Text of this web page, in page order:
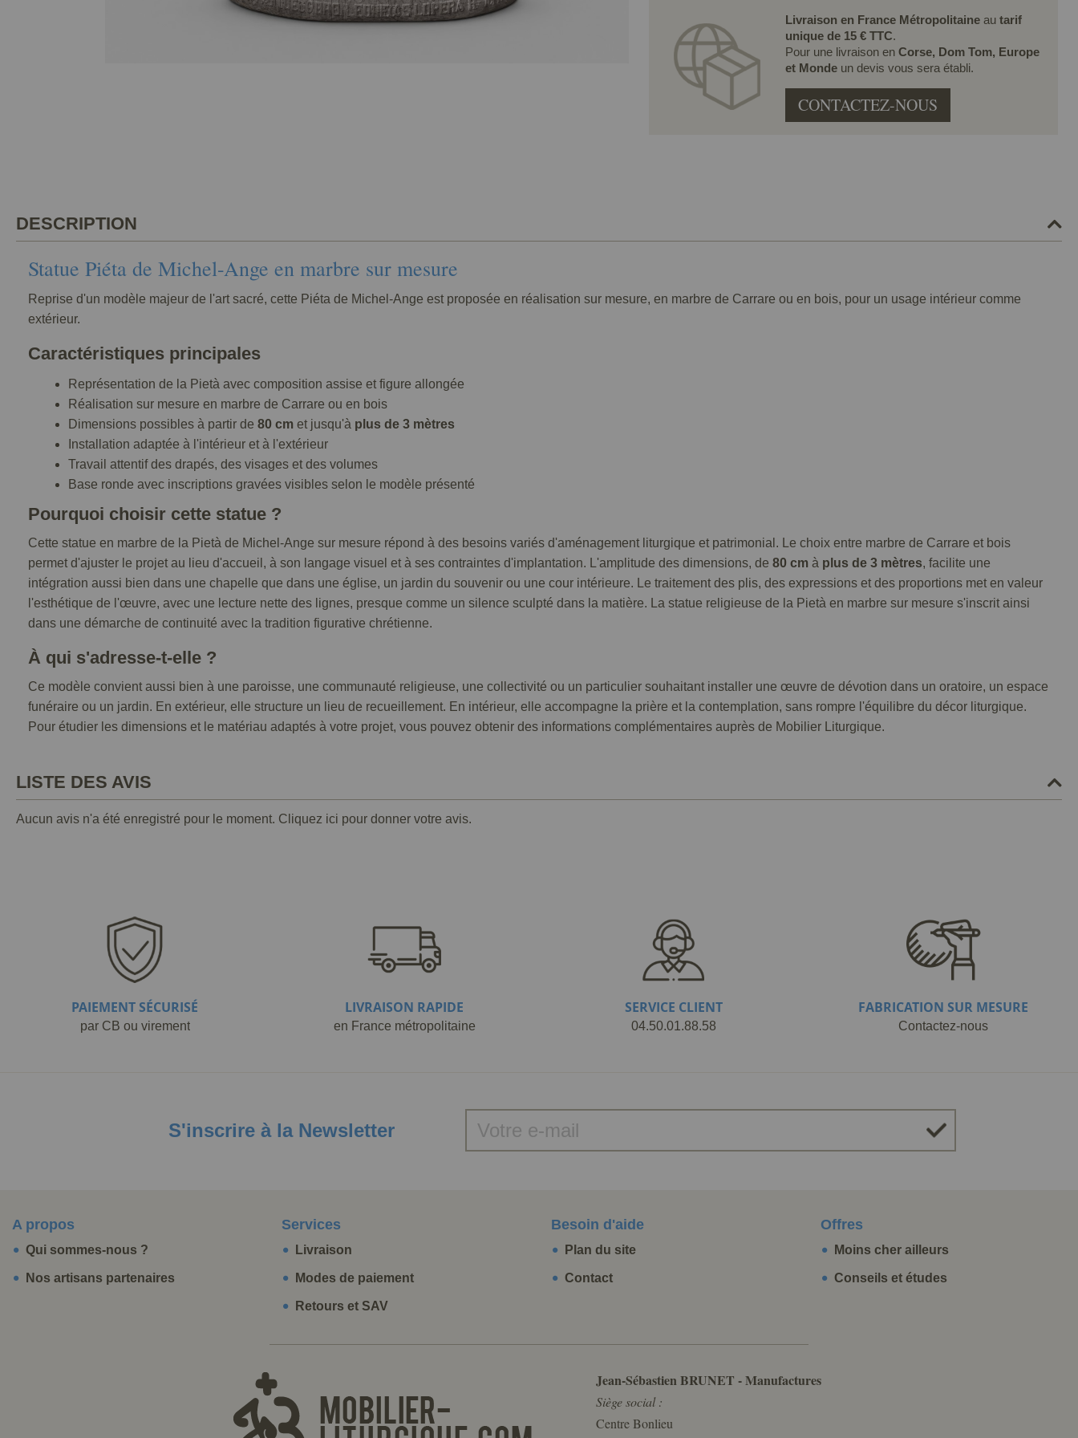
Livraison en France Métropolitaineau tarif
unique de 15 € TTC.
Pour une livraison en Corse, Dom Tom, Europe
et Monde un devis vous sera établi.
CONTACTEZ-NOUS
DESCRIPTION
Statue Piéta de Michel-Ange en marbre sur mesure
Reprise d'un modèle majeur de l'art sacré, cette Piéta de Michel-Ange est proposée en réalisation sur mesure, en marbre de Carrare ou en bois, pour un usage intérieur comme
extérieur.
Caractéristiques principales
Représentation de la Pietà avec composition assise et figure allongée
Réalisation sur mesure en marbre de Carrare ou en bois
Dimensions possibles à partir de 80 cm et jusqu'à plus de 3 mètres
Installation adaptée à l'intérieur et à l'extérieur
Travail attentif des drapés, des visages et des volumes
Base ronde avec inscriptions gravées visibles selon le modèle présenté
Pourquoi choisir cette statue ?
Cette statue en marbre de la Pietà de Michel-Ange sur mesure répond à des besoins variés d'aménagement liturgique et patrimonial. Le choix entre marbre de Carrare et bois
permet d'ajuster le projet au lieu d'accueil, à son langage visuel et à ses contraintes d'implantation. L'amplitude des dimensions, de 80 cm à plus de 3 mètres, facilite une
intégration aussi bien dans une chapelle que dans une église, un jardin du souvenir ou une cour intérieure. Le traitement des plis, des expressions et des proportions met en valeur
l'esthétique de l'œuvre, avec une lecture nette des lignes, presque comme un silence sculpté dans la matière. La statue religieuse de la Pietà en marbre sur mesure s'inscrit ainsi
dans une démarche de continuité avec la tradition figurative chrétienne.
À qui s'adresse-t-elle ?
Ce modèle convient aussi bien à une paroisse, une communauté religieuse, une collectivité ou un particulier souhaitant installer une œuvre de dévotion dans un oratoire, un espace
funéraire ou un jardin. En extérieur, elle structure un lieu de recueillement. En intérieur, elle accompagne la prière et la contemplation, sans rompre l'équilibre du décor liturgique.
Pour étudier les dimensions et le matériau adaptés à votre projet, vous pouvez obtenir des informations complémentaires auprès de Mobilier Liturgique.
LISTE DES AVIS
Aucun avis n'a été enregistré pour le moment. Cliquez ici pour donner votre avis.
PAIEMENT SÉCURISÉ
par CB ou virement
LIVRAISON RAPIDE
en France métropolitaine
SERVICE CLIENT
04.50.01.88.58
FABRICATION SUR MESURE
Contactez-nous
S'inscrire à la Newsletter
A propos
Qui sommes-nous ?
Nos artisans partenaires
Services
Livraison
Modes de paiement
Retours et SAV
Besoin d'aide
Plan du site
Contact
Offres
Moins cher ailleurs
Conseils et études
Jean-Sébastien BRUNET - Manufactures
Siège social :
Centre Bonlieu